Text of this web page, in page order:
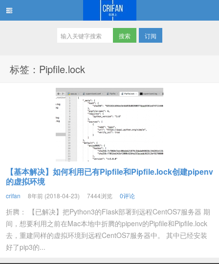
订阅
标签：Pipfile.lock
【基本解决】如何利用已有Pipfile和Pipfile.lock创建pipenv
的虚拟环境
crifan 8年前 (2018-04-23) 7444浏览 0评论
折腾： 【已解决】把Python3的Flask部署到远程CentOS7服务器 期
间，想要利用之前在Mac本地中折腾的pipenv的Pipfile和Pipfile.lock
去，重建同样的虚拟环境到远程CentOS7服务器中。 其中已经安装
好了pip3的...